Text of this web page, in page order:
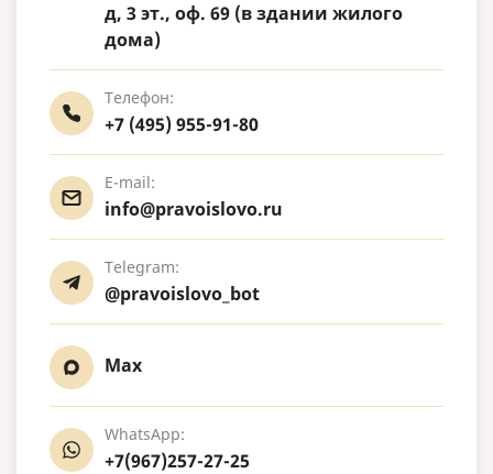
д, 3 эт., оф. 69 (в здании жилого
дома)
Телефон:
+7 (495) 955-91-80
E-mail:
info@pravoislovo.ru
Telegram:
@pravoislovo_bot
Max
WhatsApp:
+7(967)257-27-25